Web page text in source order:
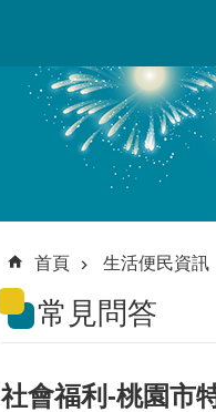
首頁 生活便民資訊
常見問答
社會福利-桃園市